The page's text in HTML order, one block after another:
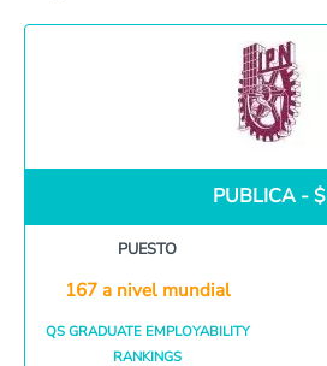
PUBLICA - $
PUESTO
167 a nivel mundial
QS GRADUATE EMPLOYABILITY
RANKINGS